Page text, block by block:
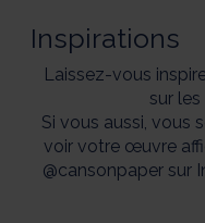
Inspirations
Laissez-vous
sur les
Si vous aussi, vous
voir votre œuvre
@cansonpaper sur